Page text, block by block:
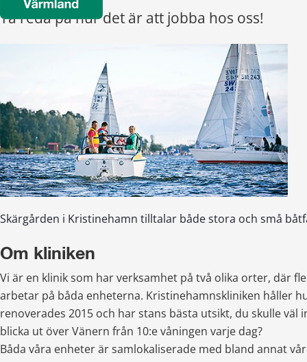
Ta reda på hur det är att jobba hos oss!
Skärgården i Kristinehamn tilltalar både stora och små
Om kliniken
Vi är en klinik som har verksamhet på två olika orter, där
arbetar på båda enheterna. Kristinehamnskliniken håller
renoverades 2015 och har stans bästa utsikt, du skulle väl
blicka ut över Vänern från 10:e våningen varje dag?
Båda våra enheter är samlokaliserade med bland annat